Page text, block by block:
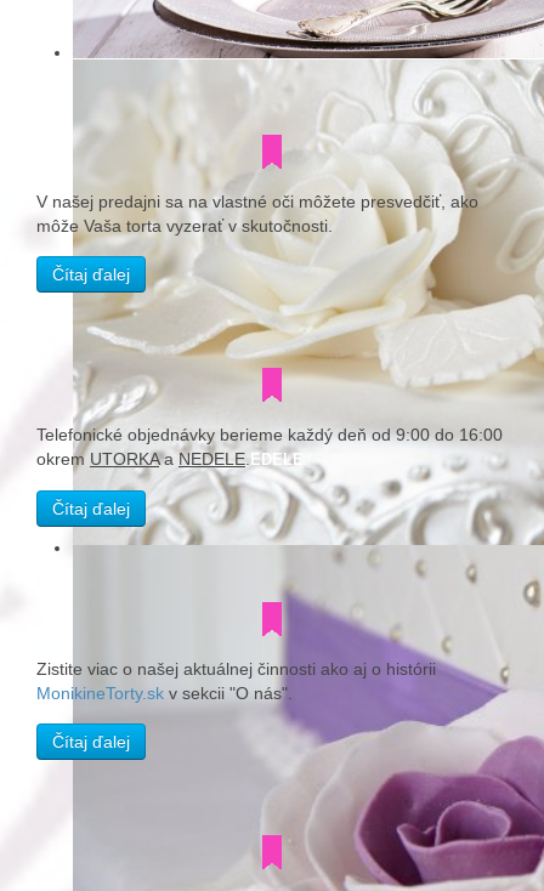
V našej predajni sa na vlastné oči môžete presvedčiť, ako
môže Vaša torta vyzerať v skutočnosti.
Čítaj ďalej
Telefonické objednávky berieme každý deň od 9:00 do 16:00
okrem UTORKAa NEDELE EDELE
Čítaj ďalej
Zistite viac o našej aktuálnej činnosti ako aj o histórii
MonikineTorty.sk v sekcii "O nás".
Čítaj ďalej